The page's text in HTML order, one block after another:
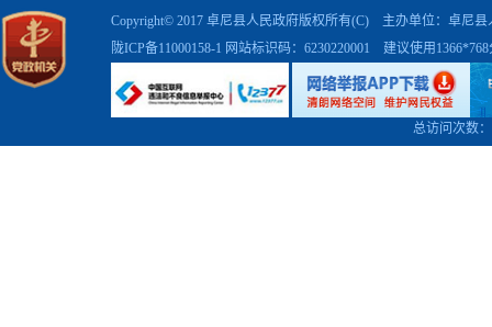
Copyright© 2017 卓尼县人民政府版权所有(C) 主办单位：卓尼
陇ICP备11000158-1 网站标识码：6230220001 建议使用
总访问次数：